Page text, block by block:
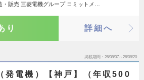
・販売 三菱電機グループ コミットメ…
り 詳細へ
掲載期間 26/08/07～26/08/20
発電機）【神戸】（年収500